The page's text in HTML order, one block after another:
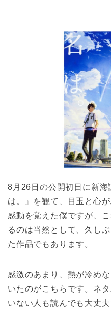
8月26日の公開初日に新海
は。』を観て、目玉と心
感動を覚えた僕ですが、
るのは当然として、久し
た作品でもあります。
感激のあまり、熱が冷め
いたのがこちらです。ネ
いない人も読んでも大丈夫